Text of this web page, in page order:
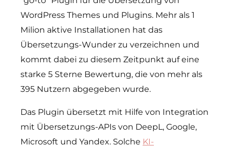
WordPress Themes und Plugins. Mehr als 1
Milion aktive Installationen hat das
Übersetzungs-Wunder zu verzeichnen und
kommt dabei zu diesem Zeitpunkt auf eine
starke 5 Sterne Bewertung, die von mehr als
395 Nutzern abgegeben wurde.
Das Plugin übersetzt mit Hilfe von Integration
mit Übersetzungs-APIs von DeepL, Google,
Microsoft und Yandex. Solche KI-